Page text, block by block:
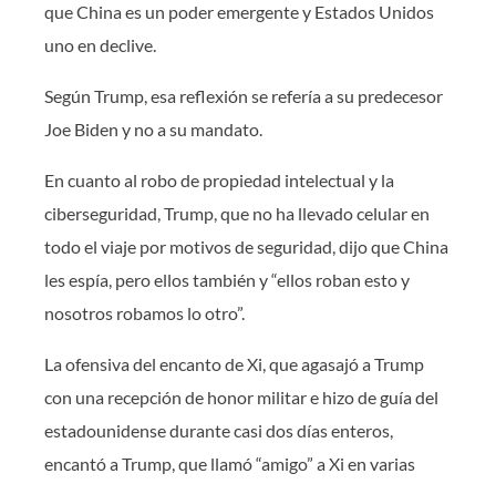
que China es un poder emergente y Estados Unidos
uno en declive.
Según Trump, esa reflexión se refería a su predecesor
Joe Biden y no a su mandato.
En cuanto al robo de propiedad intelectual y la
ciberseguridad, Trump, que no ha llevado celular en
todo el viaje por motivos de seguridad, dijo que China
les espía, pero ellos también y “ellos roban esto y
nosotros robamos lo otro”.
La ofensiva del encanto de Xi, que agasajó a Trump
con una recepción de honor militar e hizo de guía del
estadounidense durante casi dos días enteros,
encantó a Trump, que llamó “amigo” a Xi en varias